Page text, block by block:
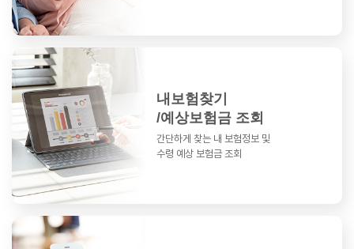
내보험찾기
/예상보험금 조회
간단하게 찾는 내 보험정보 및
수령 예상 보험금 조회